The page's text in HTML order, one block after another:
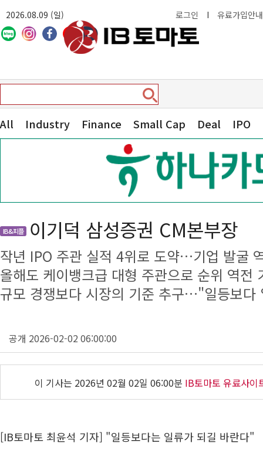
2026.08.09 (일) 로그인 I 유료가입안내
All Industry Finance Small Cap Deal IPO
IB&피플 이기덕 삼성증권 CM본부장
작년 IPO 주관 실적 4위로 도약…기업 발굴
올해도 케이뱅크급 대형 주관으로 순위 역전
규모 경쟁보다 시장의 기준 추구…"일등보다
공개 2026-02-02 06:00:00
이 기사는 2026년 02월 02일 06:00분 IB토마토 유료사이
[IB토마토 최윤석 기자] "일등보다는 일류가 되길 바란다"